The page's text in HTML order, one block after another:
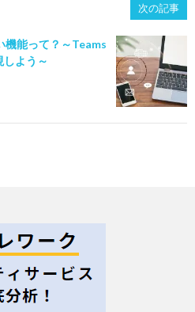
次の記事
機能って？～Teams
よう～